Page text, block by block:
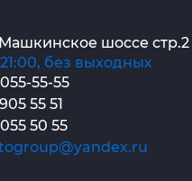
шоссе стр.2
без выходных
55-55
55 51
50 55